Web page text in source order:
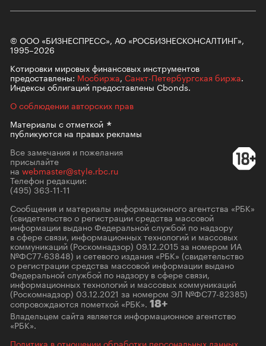
© ООО «БИЗНЕСПРЕСС», АО «РОСБИЗНЕСКОНСАЛТИНГ»,
1995–2026
Котировки мировых финансовых инструментов
предоставлены: Мосбиржа, Санкт-Петербургская биржа.
Индексы облигаций предоставлены Cbonds.
О соблюдении авторских прав
Материалы сотметкой
публикуются на правах рекламы
Все замечания и пожелания
присылайте
на webmaster@style.rbc.ru
Телефон редакции:
(495) 363-11-11
Сообщения и материалы информационного агентства «РБК»
(свидетельство о регистрации средства массовой
информации выдано Федеральной службой по надзору
в сфере связи, информационных технологий и массовых
коммуникаций (Роскомнадзор) 09.12.2015 за номером ИА
№ФС77-63848) и сетевого издания «РБК» (свидетельство
о регистрации средства массовой информации выдано
Федеральной службой по надзору в сфере связи,
информационных технологий и массовых коммуникаций
(Роскомнадзор) 03.12.2021 за номером ЭЛ №ФС77-82385)
сопровождаются пометкой «РБК». 18+
Владельцем сайта является информационное агентство
«РБК».
Политика в отношении обработки персональных данных